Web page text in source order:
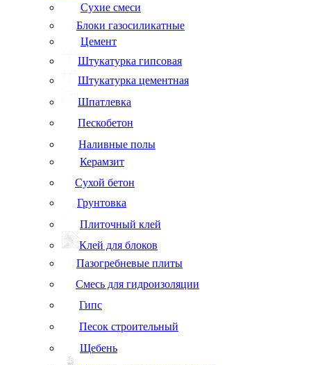
Сухие смеси
Блоки газосиликатные
Цемент
Штукатурка гипсовая
Штукатурка цементная
Шпатлевка
Пескобетон
Наливные полы
Керамзит
Сухой бетон
Грунтовка
Плиточный клей
Клей для блоков
Пазогребневые плиты
Смесь для гидроизоляции
Гипс
Песок строительный
Щебень